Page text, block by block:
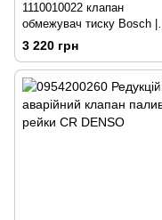
1110010022 клапан
обмежувач тиску Bosch |
CASE, NEW HOLLAND,
3 220 грн